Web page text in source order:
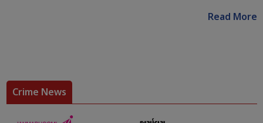
Read More
Crime News